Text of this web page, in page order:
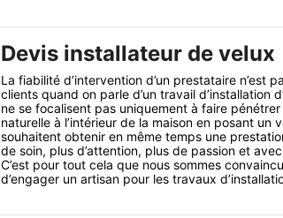
Devis installateur de velux
La fiabilité d’intervention d’un prestataire n’est
clients quand on parle d’un travail d’installation
ne se focalisent pas uniquement à faire
naturelle à l’intérieur de la maison en posant un
souhaitent obtenir en même temps une
de soin, plus d’attention, plus de passion et
C’est pour tout cela que nous sommes
d’engager un artisan pour les travaux